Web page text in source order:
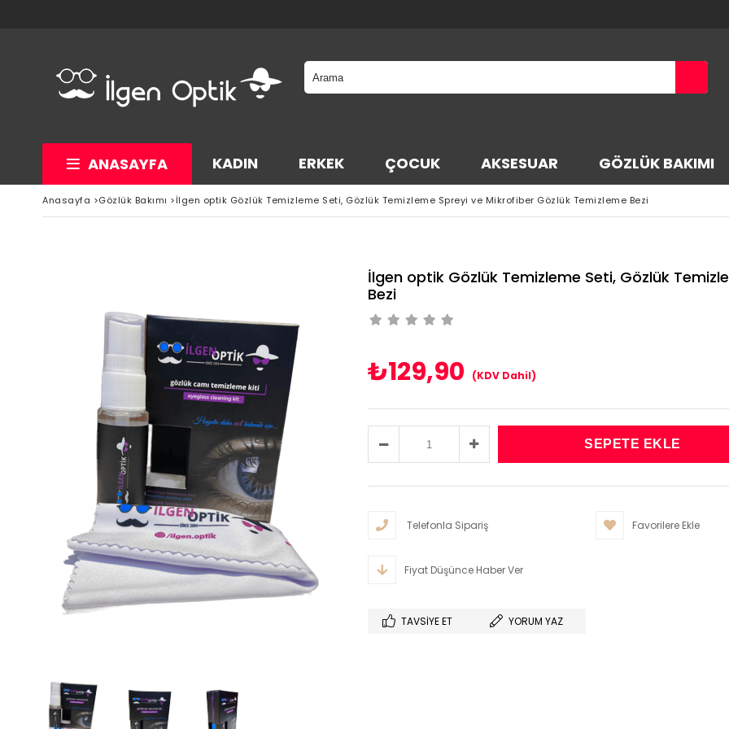
ANASAYFA KADIN ERKEK ÇOCUK AKSESUAR GÖZLÜK BAKIMI
Anasayfa >Gözlük Bakımı >İlgen optik Gözlük Temizleme Seti, Gözlük Temizleme Spreyi ve Mikrofiber Gözlük Temizleme Bezi
İlgen optik Gözlük Temizleme Seti, Gözlük
Bezi
₺129,90 (KDV Dahil)
Telefonla Sipariş Favorilere Ekle
Fiyat Düşünce Haber Ver
TAVSIYE ET YORUM YAZ